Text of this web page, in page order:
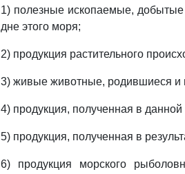
1) полезные ископаемые,
дне этого моря;
2) продукция растительного
3) живые животные, родившиеся
4) продукция, полученная в
5) продукция, полученная в
6) продукция морского